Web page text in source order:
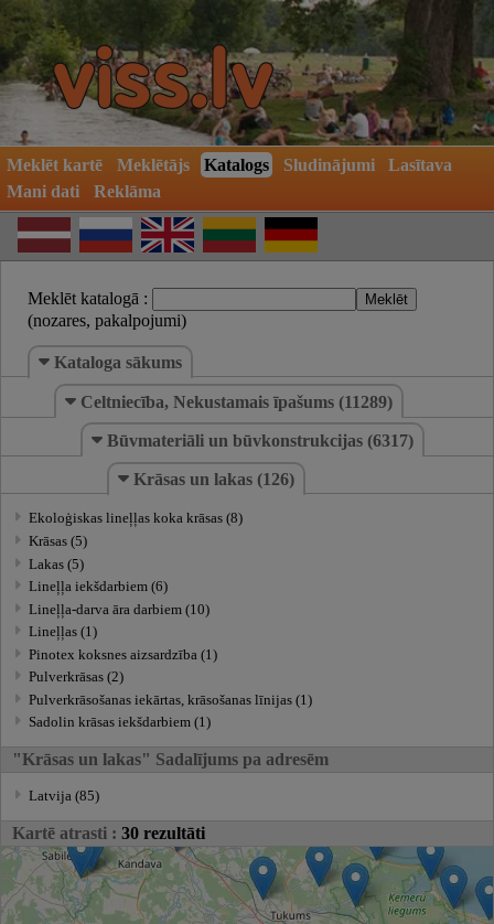
Meklēt kartē Meklētājs Katalogs Sludinājumi
Lasītava
Mani dati
Reklāma
Meklēt katalogā :
(nozares, pakalpojumi)
Kataloga sākums
Celtniecība, Nekustamais īpašums (11289)
Būvmateriāli un būvkonstrukcijas (6317)
Krāsas un lakas (126)
Ekoloģiskas lineļļas koka krāsas (8)
Krāsas (5)
Lakas (5)
Lineļļa iekšdarbiem (6)
Lineļļa-darva āra darbiem (10)
Lineļļas (1)
Pinotex koksnes aizsardzība (1)
Pulverkrāsas (2)
Pulverkrāsošanas iekārtas, krāsošanas līnijas (1)
Sadolin krāsas iekšdarbiem (1)
"Krāsas un lakas" Sadalījums pa adresēm
Latvija (85)
Kartē atrasti : 30 rezultāti